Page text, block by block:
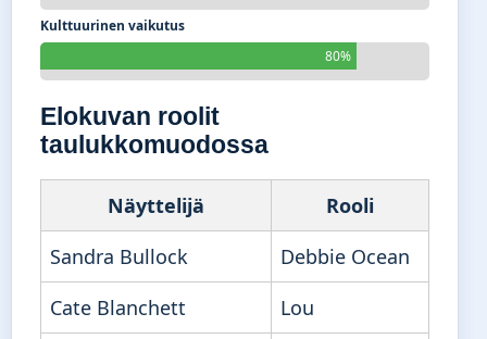
Kulttuurinen vaikutus
80%
Elokuvan roolit
taulukkomuodossa
Näyttelijä
Rooli
Sandra Bullock
Debbie Ocean
Cate Blanchett
Lou